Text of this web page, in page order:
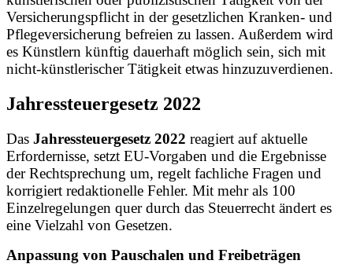
Versicherungspflicht in der gesetzlichen Kranken- und
Pflegeversicherung befreien zu lassen. Außerdem wird
es Künstlern künftig dauerhaft möglich sein, sich mit
nicht-künstlerischer Tätigkeit etwas hinzuzuverdienen.
Jahressteuergesetz 2022
Das Jahressteuergesetz 2022 reagiert auf aktuelle
Erfordernisse, setzt EU-Vorgaben und die Ergebnisse
der Rechtsprechung um, regelt fachliche Fragen und
korrigiert redaktionelle Fehler. Mit mehr als 100
Einzelregelungen quer durch das Steuerrecht ändert es
eine Vielzahl von Gesetzen.
Anpassung von Pauschalen und Freibeträgen